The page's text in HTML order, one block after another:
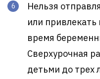
Нельзя
или привлекать
время
Сверхурочная
детьми до трех